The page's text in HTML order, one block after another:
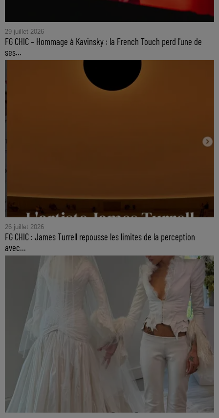
29 juillet 2026
FG CHIC – Hommage à Kavinsky : la French Touch perd l'une de
ses...
26 juillet 2026
FG CHIC : James Turrell repousse les limites de la perception
avec...